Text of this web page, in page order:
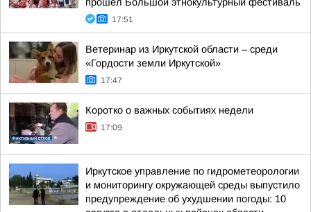
17:51
Ветеринар из Иркутской области – среди
«Гордости земли Иркутской»
17:47
Коротко о важных событиях недели
17:09
Иркутское управление по гидрометеорологии
и мониторингу окружающей среды выпустило
предупреждение об ухудшении погоды: 10